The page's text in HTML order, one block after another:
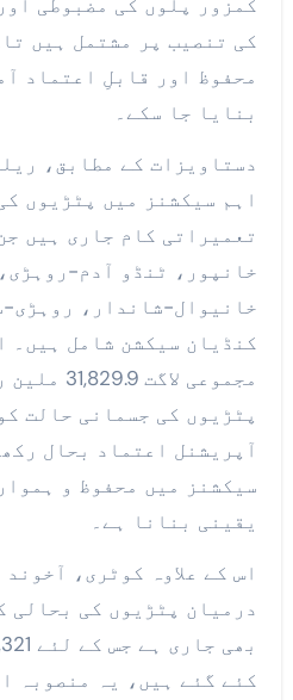
کی تنصیب پر مشتمل ہیں
محفوظ اور قابلِ اعتماد
بنایا جا سکے۔
دستاویزات کے مطابق،
اہم سیکشنز میں پٹڑیوں
تعمیراتی کام جاری ہیں
خانپور، ٹنڈو آدم-
خانیوال-شاندار،
کنڈیان سیکشن شامل ہیں۔
مجموعی
پٹڑیوں کی جسمانی حالت
آپریشنل اعتماد بحال
سیکشنز میں محفوظ و
یقینی بنانا ہے۔
اس کے علاوہ کوٹری،
درمیان پٹڑیوں کی بحالی
کئے گئے ہیں، یہ منصوبہ